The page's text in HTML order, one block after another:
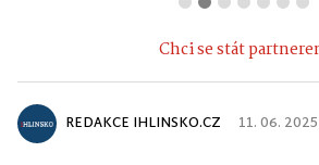
Chci se stát
REDAKCE IHLINSKO.CZ 11. 06. 2025